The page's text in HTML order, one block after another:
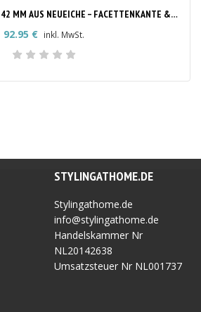
JAPANDI FENSTERBANK 42 MM AUS NEUEICHE – FACETTENKANTE & RUNDE ECKEN NACH MASS
92.95 € inkl. MwSt.
STYLINGATHOME.DE
Stylingathome.de
info@stylingathome.de
Handelskammer Nr
NL20142638
Umsatzsteuer Nr NL001737